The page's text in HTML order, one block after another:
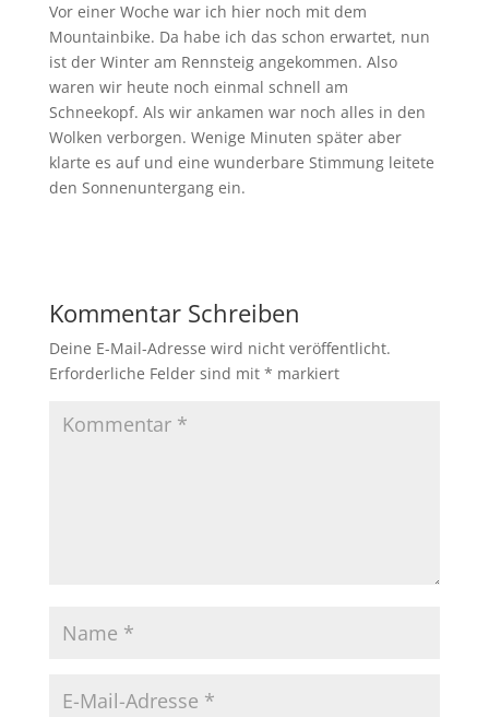
Vor einer Woche war ich hier noch mit dem
Mountainbike. Da habe ich das schon erwartet, nun
ist der Winter am Rennsteig angekommen. Also
waren wir heute noch einmal schnell am
Schneekopf. Als wir ankamen war noch alles in den
Wolken verborgen. Wenige Minuten später aber
klarte es auf und eine wunderbare Stimmung leitete
den Sonnenuntergang ein.
Kommentar Schreiben
Deine E-Mail-Adresse wird nicht veröffentlicht.
Erforderliche Felder sind mit * markiert